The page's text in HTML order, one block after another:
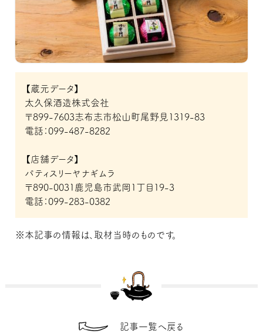
【蔵元データ】
太久保酒造株式会社
〒899-7603志布志市松山町尾野見1319-83
電話：099-487-8282
【店舗データ】
パティスリーヤナギムラ
〒890-0031鹿児島市武岡1丁目19-3
電話：099-283-0382
※本記事の情報は、取材当時のものです。
記事一覧へ戻る